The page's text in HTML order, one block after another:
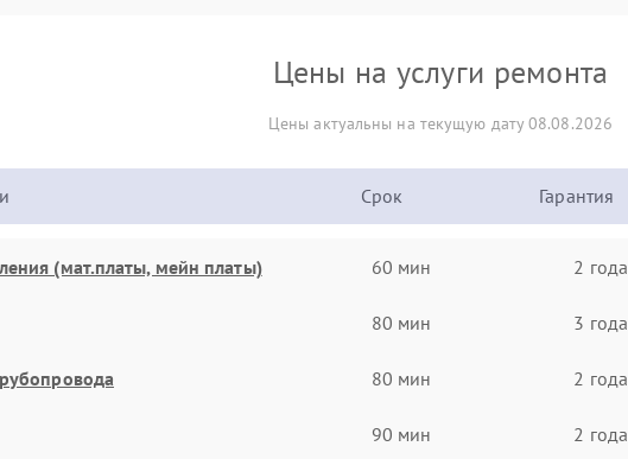
Цены на услуги ремонта
Цены актуальны на текущую дату 08.08.2026
Срок Гарантия
(мат.платы, мейн платы) 60 мин 2 года
80 мин 3 года
80 мин 2 года
90 мин 2 года